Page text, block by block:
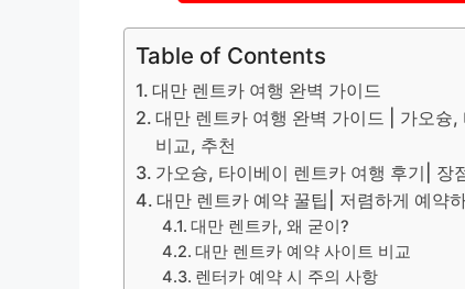
Table of Contents
대만 렌트카 여행 완벽 가이드
대만 렌트카 여행 완벽 가이드 | 가오슝
비교, 추천
가오슝, 타이베이 렌트카 여행 후기| 장
대만 렌트카 예약 꿀팁| 저렴하게 예약
대만 렌트카, 왜 굳이?
대만 렌트카 예약 사이트 비교
렌터카 예약 시 주의 사항